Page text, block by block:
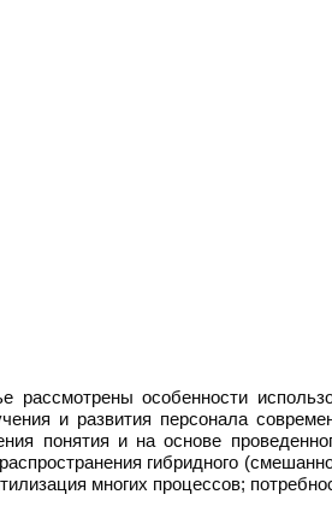
рассмотрены особенности
и развития персонала
понятия и на основе
гибридного
многих процессов;